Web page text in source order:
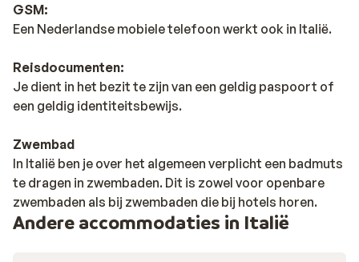
GSM:
Een Nederlandse mobiele telefoon werkt ook in Italië.
Reisdocumenten:
Je dient in het bezit te zijn van een geldig paspoort of
een geldig identiteitsbewijs.
Zwembad
In Italië ben je over het algemeen verplicht een badmuts
te dragen in zwembaden. Dit is zowel voor openbare
zwembaden als bij zwembaden die bij hotels horen.
Andere accommodaties in Italië